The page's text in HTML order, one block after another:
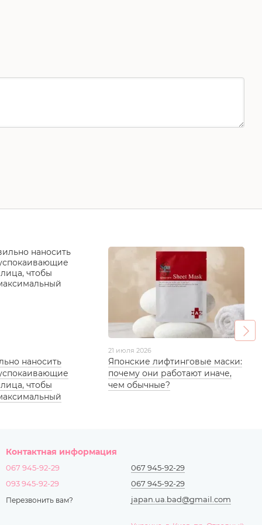
наносить
чтобы
21 июля 2026
Японские лифтинговые маски:
почему они работают иначе,
чем обычные?
Контактная информация
067 945-92-29
093 945-92-29
Перезвонить вам?
067 945-92-29
067 945-92-29
japan.ua.bad@gmail.com